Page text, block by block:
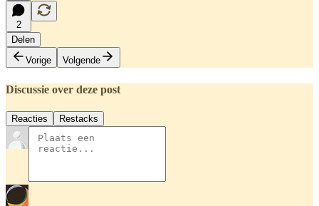
2
Delen
Vorige
Volgende
Discussie over deze post
Reacties Restacks